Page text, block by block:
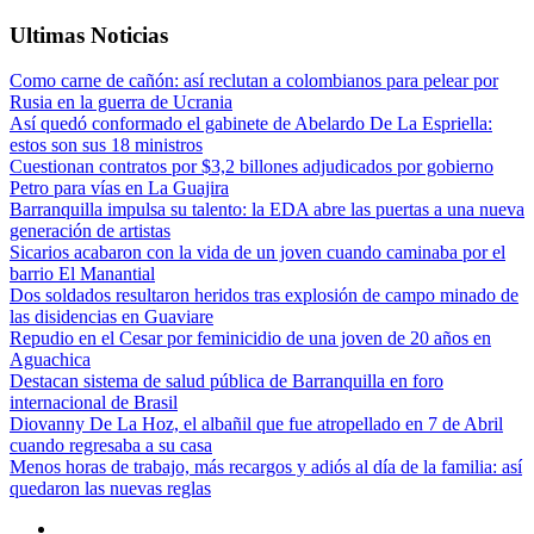
Ultimas Noticias
Como carne de cañón: así reclutan a colombianos para pelear por
Rusia en la guerra de Ucrania
Así quedó conformado el gabinete de Abelardo De La Espriella:
estos son sus 18 ministros
Cuestionan contratos por $3,2 billones adjudicados por gobierno
Petro para vías en La Guajira
Barranquilla impulsa su talento: la EDA abre las puertas a una nueva
generación de artistas
Sicarios acabaron con la vida de un joven cuando caminaba por el
barrio El Manantial
Dos soldados resultaron heridos tras explosión de campo minado de
las disidencias en Guaviare
Repudio en el Cesar por feminicidio de una joven de 20 años en
Aguachica
Destacan sistema de salud pública de Barranquilla en foro
internacional de Brasil
Diovanny De La Hoz, el albañil que fue atropellado en 7 de Abril
cuando regresaba a su casa
Menos horas de trabajo, más recargos y adiós al día de la familia: así
quedaron las nuevas reglas